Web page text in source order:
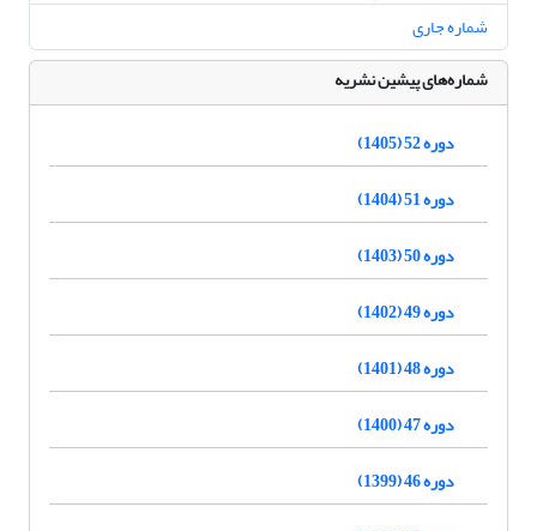
شماره جاری
شماره‌های پیشین نشریه
دوره 52 (1405)
دوره 51 (1404)
دوره 50 (1403)
دوره 49 (1402)
دوره 48 (1401)
دوره 47 (1400)
دوره 46 (1399)